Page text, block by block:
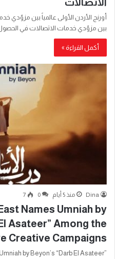
أورنج الأردن الأولى عالمياً بين مزوّدي
بين مزوّدي خدمات الاتصالات في
أكمل القراءة »
Dina منذ 5 أيام 0
7
Names Umniah by
Asateer” Among the
Creative Campaigns
by Beyon’s “Darb El Asateer”